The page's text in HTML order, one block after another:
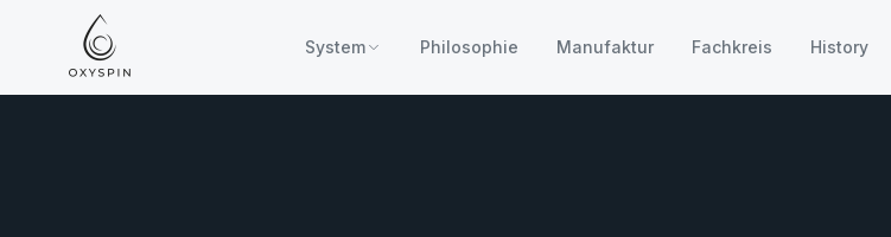
Zum Inhalt springen
System Philosophie Manufaktur Fachkreis History